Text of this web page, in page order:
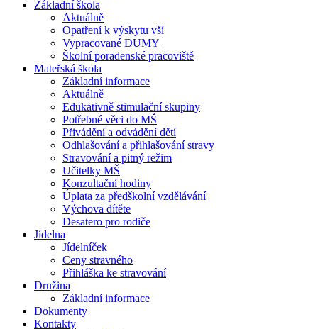
Základní škola
Aktuálně
Opatření k výskytu vší
Vypracované DUMY
Školní poradenské pracoviště
Mateřská škola
Základní informace
Aktuálně
Edukativně stimulační skupiny
Potřebné věci do MŠ
Přivádění a odvádění dětí
Odhlašování a přihlašování stravy
Stravování a pitný režim
Učitelky MŠ
Konzultační hodiny
Úplata za předškolní vzdělávání
Výchova dítěte
Desatero pro rodiče
Jídelna
Jídelníček
Ceny stravného
Přihláška ke stravování
Družina
Základní informace
Dokumenty
Kontakty